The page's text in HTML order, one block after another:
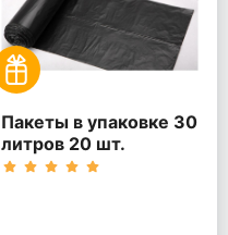
Пакеты в упаковке 30
литров 20 шт.
(20шт*3рул)